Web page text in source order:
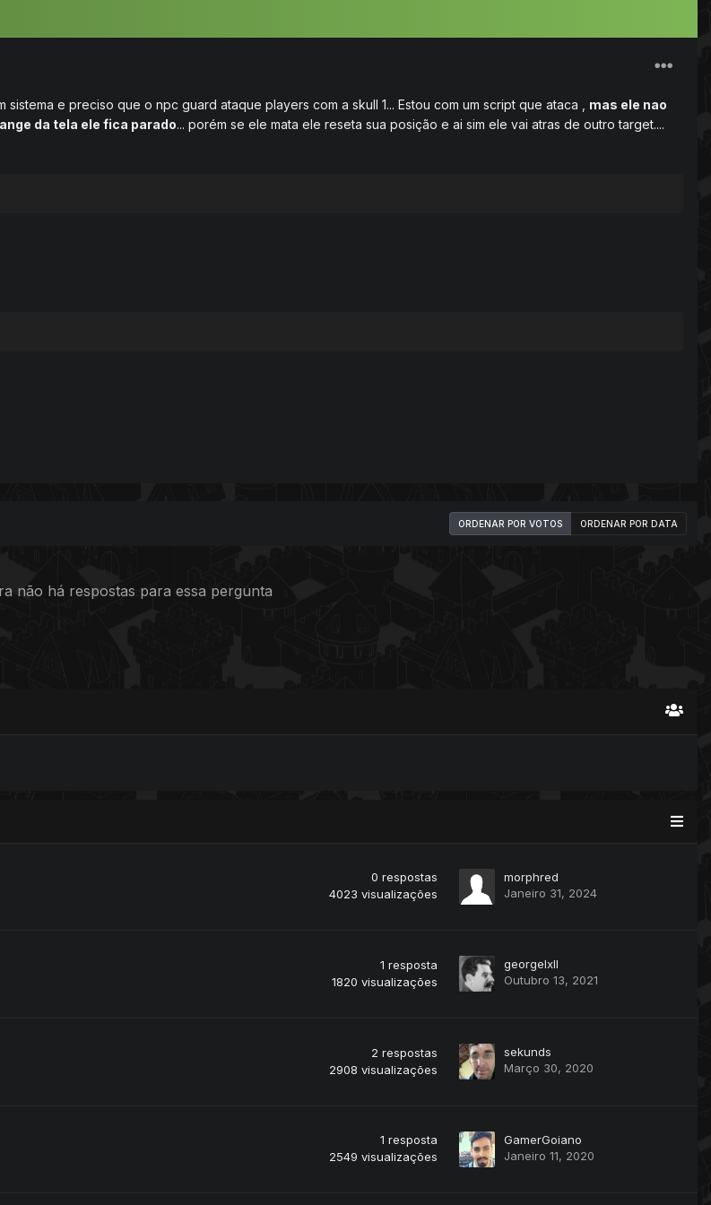
sistema e preciso que o npc guard ataque players com a skull 1... Estou com um script que ataca , mas ele nao
da tela ele fica parado... porém se ele mata ele reseta sua posição e ai sim ele vai atras de outro target....
ORDENAR POR VOTOS ORDENAR POR DATA
não há respostas para essa pergunta
0 respostas
4023 visualizações
morphred
Janeiro 31, 2024
1 resposta
1820 visualizações
georgelxll
Outubro 13, 2021
2 respostas
2908 visualizações
sekunds
Março 30, 2020
1 resposta
2549 visualizações
GamerGoiano
Janeiro 11, 2020